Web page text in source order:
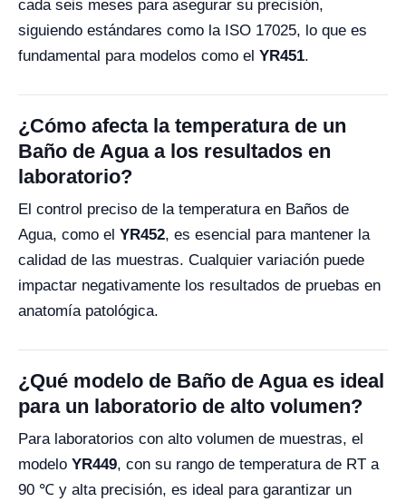
cada seis meses para asegurar su precisión,
siguiendo estándares como la ISO 17025, lo que es
fundamental para modelos como el YR451.
¿Cómo afecta la temperatura de un
Baño de Agua a los resultados en
laboratorio?
El control preciso de la temperatura en Baños de
Agua, como el YR452, es esencial para mantener la
calidad de las muestras. Cualquier variación puede
impactar negativamente los resultados de pruebas en
anatomía patológica.
¿Qué modelo de Baño de Agua es ideal
para un laboratorio de alto volumen?
Para laboratorios con alto volumen de muestras, el
modelo YR449, con su rango de temperatura de RT a
90 ℃ y alta precisión, es ideal para garantizar un